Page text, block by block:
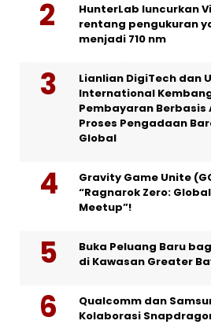
HunterLab luncurkan
rentang pengukuran
menjadi 710 nm
Lianlian DigiTech dan
International
Pembayaran Berbasis
Proses Pengadaan
Global
Gravity Game Unite
“Ragnarok Zero:
Meetup”!
Buka Peluang Baru
di Kawasan Greater
Qualcomm dan
Kolaborasi